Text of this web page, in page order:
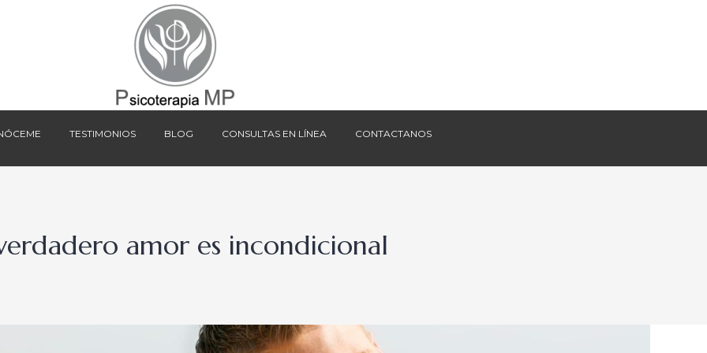
TESTIMONIOS BLOG CONSULTAS EN LÍNEA CONTACTANOS
amor es incondicional
BLOG